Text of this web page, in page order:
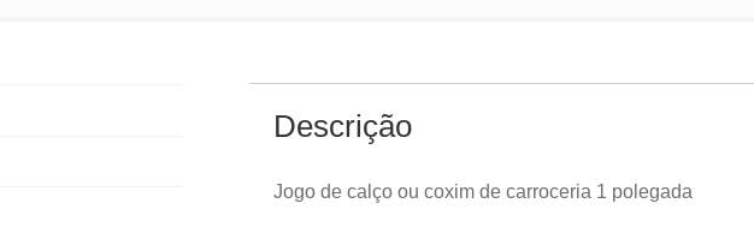
Descrição
Jogo de calço ou coxim de carroceria 1 polegada